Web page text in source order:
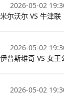
2026-05-02
米尔沃尔 VS 牛津联
2026-05-02
伊普斯维奇 VS 女王
2026-05-02